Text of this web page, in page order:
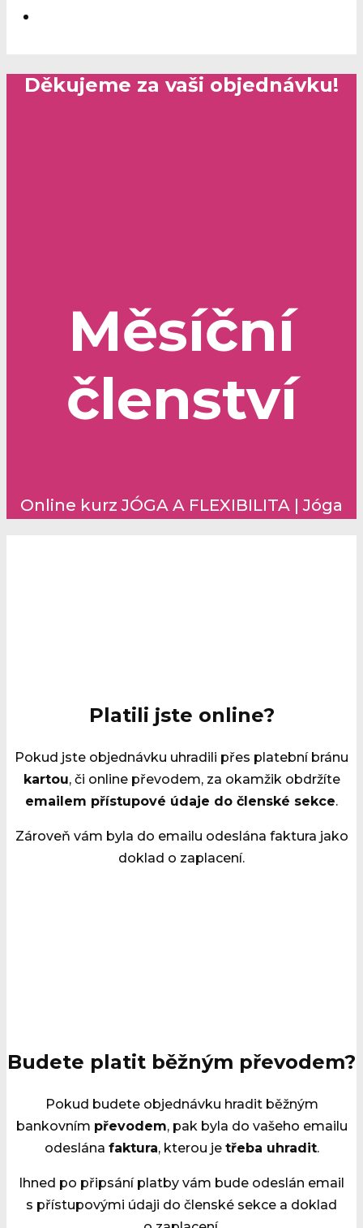
Děkujeme za vaši objednávku!
Měsíční
členství
Online kurz JÓGA A FLEXIBILITA | Jóga
Platili jste online?
Pokud jste objednávku uhradili přes platební bránu
kartou, či online převodem, za okamžik obdržíte
emailem přístupové údaje do členské sekce.
Zároveň vám byla do emailu odeslána faktura jako
doklad o zaplacení.
Budete platit běžným převodem?
Pokud budete objednávku hradit běžným
bankovním převodem, pak byla do vašeho emailu
odeslána faktura, kterou je třeba uhradit.
Ihned po připsání platby vám bude odeslán email
s přístupovými údaji do členské sekce a doklad